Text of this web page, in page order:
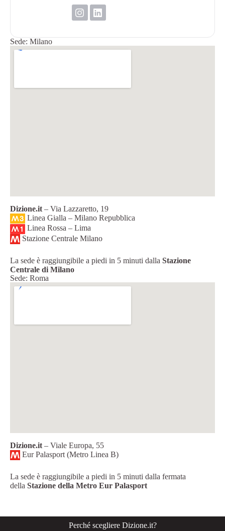
Sede: Milano
Dizione.it – Via Lazzaretto, 19
Linea Gialla – Milano Repubblica
Linea Rossa – Lima
Stazione Centrale Milano
La sede è raggiungibile a piedi in 5 minuti dalla Stazione
Centrale di Milano
Sede: Roma
Dizione.it – Viale Europa, 55
Eur Palasport (Metro Linea B)
La sede è raggiungibile a piedi in 5 minuti dalla fermata
della Stazione della Metro Eur Palasport
Perché scegliere Dizione.it?